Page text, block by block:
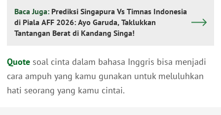
Baca Juga: Prediksi Singapura Vs Timnas Indonesia
di Piala AFF 2026: Ayo Garuda, Taklukkan
Tantangan Berat di Kandang Singa!
Quote soal cinta dalam bahasa Inggris bisa menjadi
cara ampuh yang kamu gunakan untuk meluluhkan
hati seorang yang kamu cintai.